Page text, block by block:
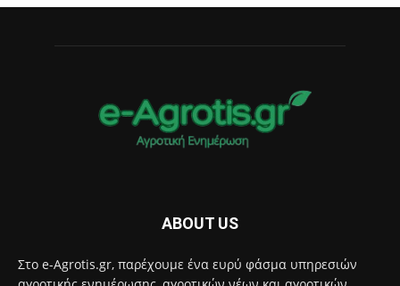
ABOUT US
Στο e-Agrotis.gr, παρέχουμε ένα ευρύ φάσμα υπηρεσιών